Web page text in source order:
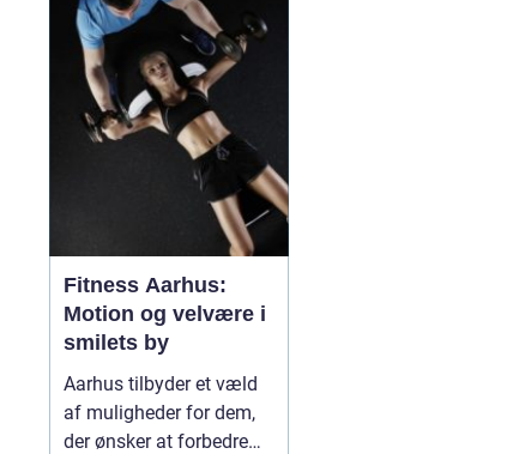
Byens smukke kystlinje,
kombineret med
Gunnebo-spanderns
relative nærhed, skaber
Fitness Aarhus:
Motion og velvære i
smilets by
Aarhus tilbyder et væld
af muligheder for dem,
der ønsker at forbedre